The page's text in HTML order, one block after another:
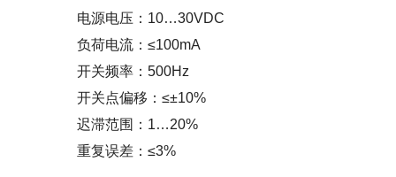
电源电压：10…30VDC
负荷电流：≤100mA
开关频率：500Hz
开关点偏移：≤±10%
迟滞范围：1…20%
重复误差：≤3%